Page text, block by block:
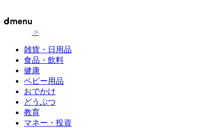
>
雑貨・日用品
食品・飲料
健康
ベビー用品
おでかけ
どうぶつ
教育
マネー・投資